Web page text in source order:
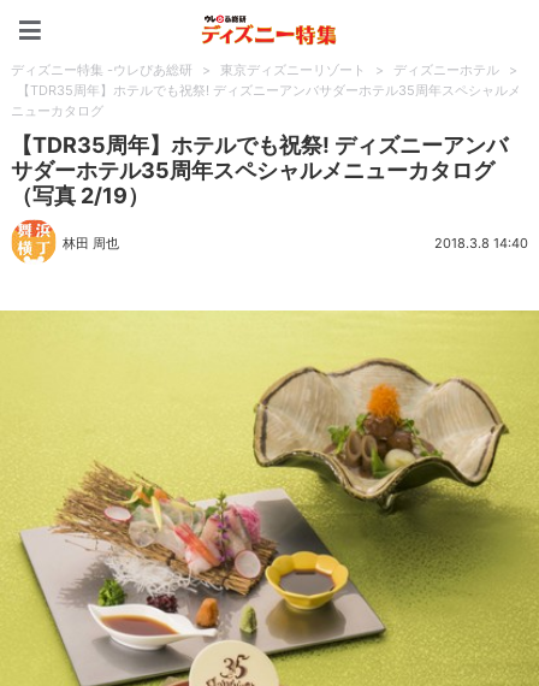
ディズニー特集 -ウレぴあ総研 > 東京ディズニーリゾート > ディズニーホテル
>
【TDR35周年】ホテルでも祝祭! ディズニーアンバサダーホテル35周年スペシャルメ
ニューカタログ
【TDR35周年】ホテルでも祝祭! ディズニーアンバ
サダーホテル35周年スペシャルメニューカタログ
（写真 2/19）
林田 周也 2018.3.8 14:40